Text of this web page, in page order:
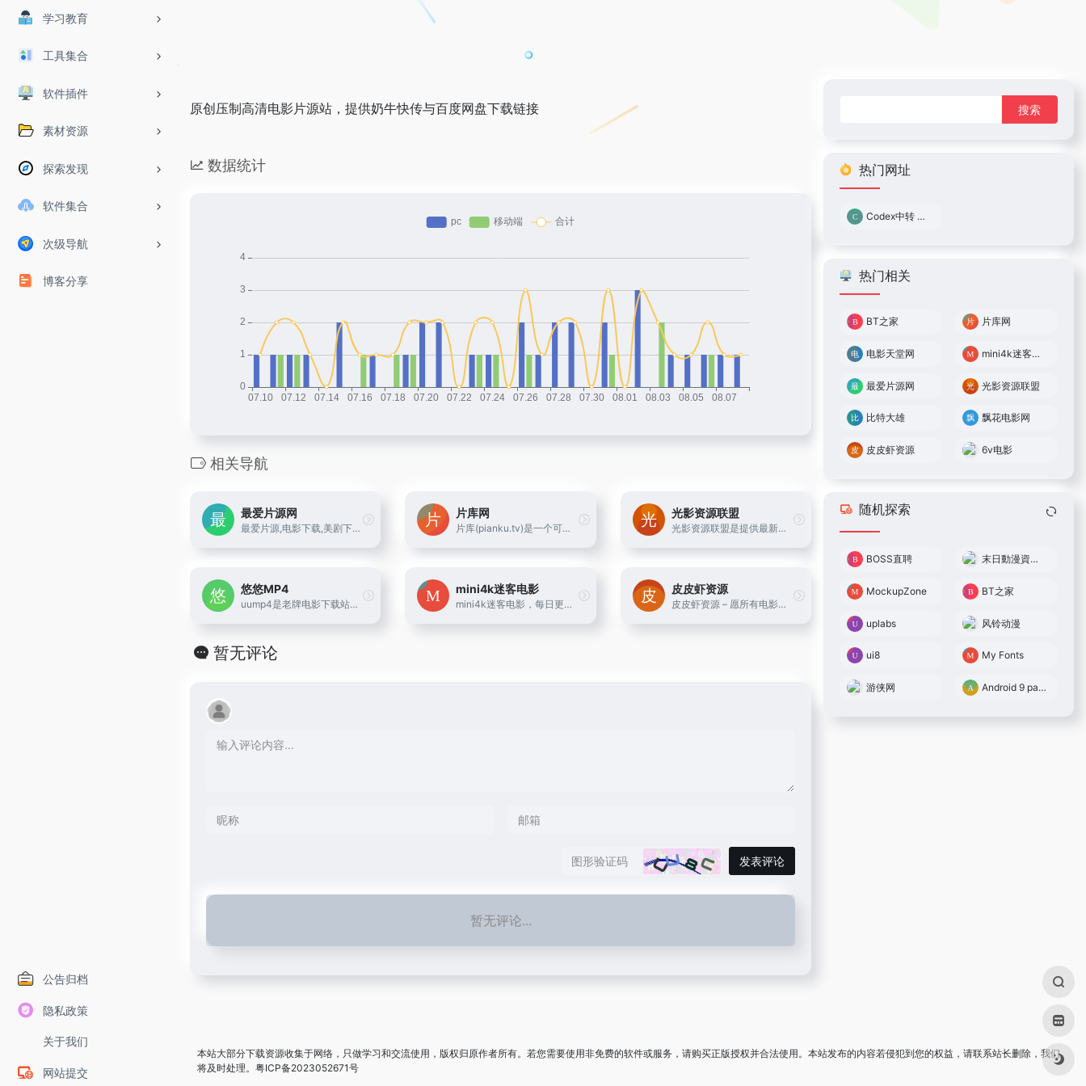
学习教育
工具集合
软件插件
素材资源
探索发现
软件集合
次级导航
博客分享
公告归档
隐私政策
关于我们
网站提交
原创压制高清电影片源站，提供奶牛快传与百度网盘下载链接
数据统计
相关导航
最爱片源网
最爱片源,电影下载,美剧下载,韩剧下载,片源下载,高清电影,BT下载
片库网
片库(pianku.tv)是一个可在线观看、下载视频的网站，每日收集全网最新的电影、电视剧、动漫高清资源供网友免费下载。
光影资源联盟
光影资源联盟是提供最新最全的免费高清电影下载的资源平台！
悠悠MP4
uump4是老牌电影下载站，是悠悠鸟、久久MP4、电影天堂官方网站，每日更新2019年最新电影电视剧，720p|1080p|4K 等超高清分辨率电影电视剧迅雷下载、bt种子网盘离线下载等资源。支持手机、ipad访问。
mini4k迷客电影
mini4k迷客电影，每日更新最新电影资源，最专业电影推荐，2160P、4K等超高清分辨率电影迅雷下载、百度网盘下载，提供bt种子和磁力链接下载资源。
皮皮虾资源
皮皮虾资源 – 愿所有电影都能与你不期而遇
暂无评论
发表评论
暂无评论...
热门网址
Codex中转 0.05倍率
热门相关
BT之家 片库网
电影天堂网 mini4k迷客电影
最爱片源网 光影资源联盟
比特大雄 飘花电影网
皮皮虾资源 6v电影
随机探索
BOSS直聘 末日動漫資源庫
MockupZone BT之家
uplabs 风铃动漫
ui8 My Fonts
游侠网 Android 9 patch
本站大部分下载资源收集于网络，只做学习和交流使用，版权归原作者所有。若您需要使用非免费的软件或服务，请购买正版授权并合法使用。本站发布的内容若侵犯到您的权益，请联系站长删除，我们
将及时处理。 粤ICP备2023052671号